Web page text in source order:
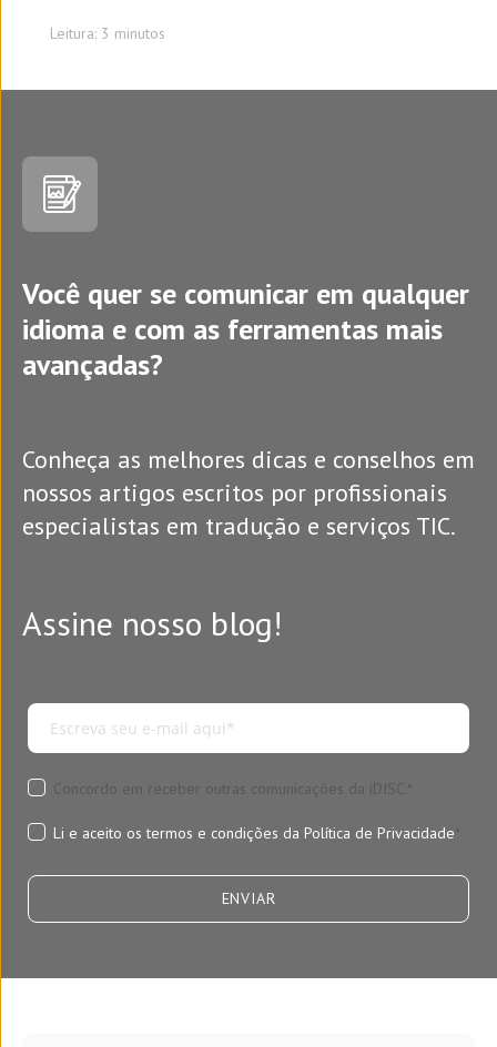
Leitura: 3 minutos
Você quer se comunicar em qualquer
idioma e com as ferramentas mais
avançadas?
Conheça as melhores dicas e conselhos em
nossos artigos escritos por profissionais
especialistas em tradução e serviços TIC.
Assine nosso blog!
Concordo em receber outras comunicações da iDISC. *
Li e aceito os termos e condições da Política de Privacidade*